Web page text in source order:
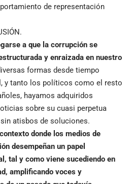
de representación
a que la corrupción se
y enraizada en nuestro
formas desde tiempo
y tanto los políticos como el resto
hayamos adquiridos
sobre su cuasi perpetua
atisbos de soluciones.
donde los medios de
desempeñan un papel
tal y como viene sucediendo en
amplificando voces y